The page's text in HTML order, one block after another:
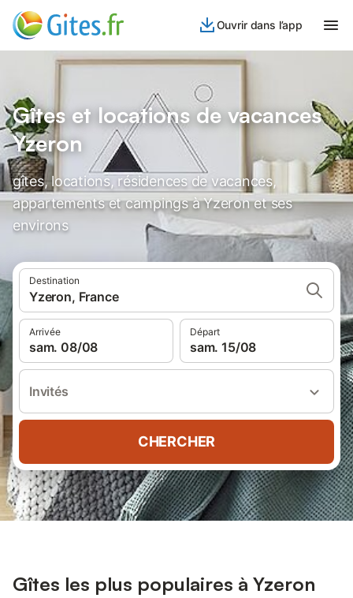
Ouvrir dans l’app
Gîtes et locations de vacances
Yzeron
gîtes, locations, résidences de vacances,
appartements et campings à Yzeron et ses
environs
Destination
Yzeron, France
Arrivée
sam. 08/08
Départ
sam. 15/08
Invités
CHERCHER
Gîtes les plus populaires à Yzeron